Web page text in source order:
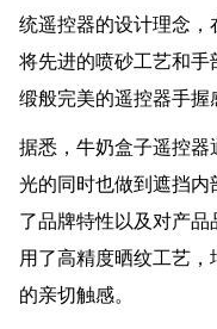
统遥控器的设计理念，
将先进的喷砂工艺和手
缎般完美的遥控器手握
据悉，牛奶盒子遥控
光的同时也做到遮挡内
了品牌特性以及对产
用了高精度晒纹工艺
的亲切触感。